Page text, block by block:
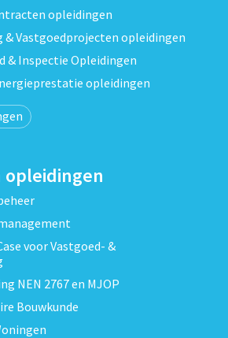
opleidingen
Vastgoedprojecten opleidingen
& Inspectie Opleidingen
opleidingen
opleidingen
voor Vastgoed- &
NEN 2767 en MJOP
Bouwkunde